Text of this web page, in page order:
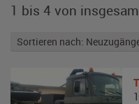
1 bis 4 von
Sortieren nach: